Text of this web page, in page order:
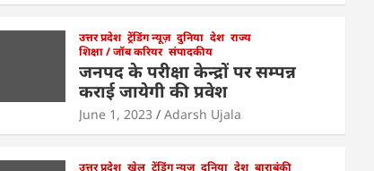
at
p
p
c
b
o
o
er e
dI
n
l e
उत्तर प्रदेश ट्रेंडिंग न्यूज़ दुनिया देश राज्य
शिक्षा / जॉब करियर संपादकीय
जनपद के परीक्षा केन्द्रों पर सम्पन्न
कराई जायेगी की प्रवेश
June 1, 2023 Adarsh Ujala
उत्तर प्रदेश खेल ट्रेंडिंग न्यूज़ दुनिया देश बाराबंकी